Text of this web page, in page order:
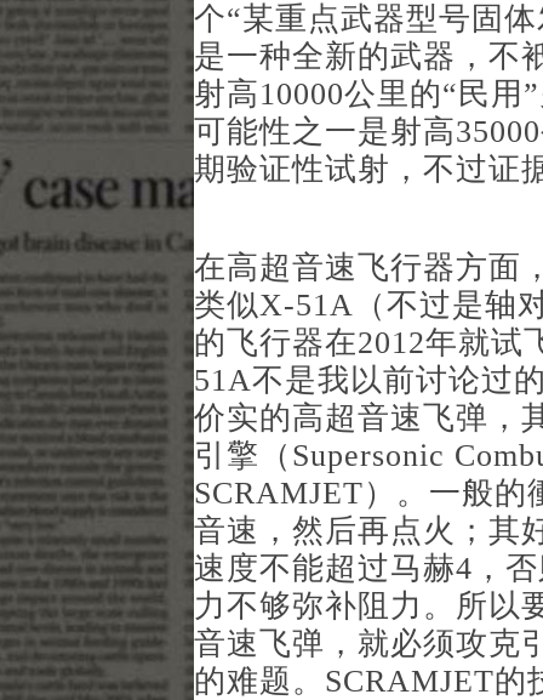
个“某重点武器型号固
是一种全新的武器，不
射高10000公里的“民用
可能性之一是射高
期验证性试射，不过证
在高超音速飞行器方面
类似X-51A（不过是轴
的飞行器在2012年就试
51A不是我以前讨论过
价实的高超音速飞弹，
引擎（Supersonic
SCRAMJET）。一般
音速，然后再点火；其
速度不能超过马赫4，
力不够弥补阻力。所以
音速飞弹，就必须攻克
的难题。SCRAMJET